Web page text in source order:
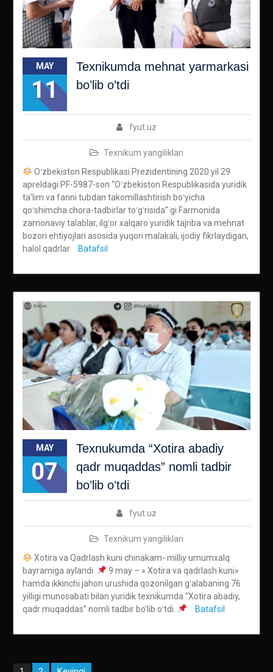
MAY
11
Texnikumda mehnat yarmarkasi
bo’lib o’tdi
fyut.uz
Texnikum yangiliklari
Oʻzbekiston Respublikasi Prezidentining 2020 yil 29
apreldagi PF-5987-son “Oʻzbekiston Respublikasida yuridik
taʼlim va fanni tubdan takomillashtirish boʻyicha
qoʻshimcha chora-tadbirlar toʻgʻrisida” gi Farmonida
zamonaviy talablar, ilgʻor xalqaro yuridik tajriba va mehnat
bozori ehtiyojlari asosida yuqori malakali, ijodiy fikrlaydigan,
halol qadrlar
Batafsil
MAY
07
Texnukumda “Xotira abadiy
qadr muqaddas” nomli tadbir
bo’lib oʻtdi
fyut.uz
Texnikum yangiliklari
Xotira va Qadrlash kuni chinakam- milliy umumxalq
bayramiga aylandi.
9 may – » Xotira va qadrlash kuni»
hamda ikkinchi jahon urushida qozonilgan gʻalabaning 76
yilligi munosabati bilan yuridik texnikumda “Xotira abadiy,
qadr muqaddas” nomli tadbir bo’lib oʻtdi.
Batafsil
Maqolalar